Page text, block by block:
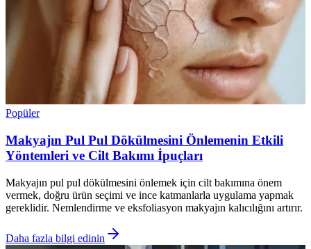
Popüler
Makyajın Pul Pul Dökülmesini Önlemenin Etkili
Yöntemleri ve Cilt Bakımı İpuçları
Makyajın pul pul dökülmesini önlemek için cilt bakımına önem
vermek, doğru ürün seçimi ve ince katmanlarla uygulama yapmak
gereklidir. Nemlendirme ve eksfoliasyon makyajın kalıcılığını artırır.
Daha fazla bilgi edinin